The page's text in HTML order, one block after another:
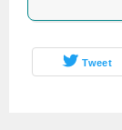
Tweet